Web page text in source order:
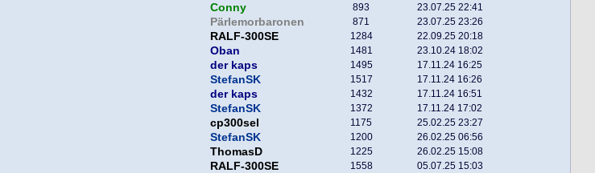
Conny 893 23.07.25 22:41
Pärlemorbaronen 871 23.07.25 23:26
RALF-300SE 1284 22.09.25 20:18
Oban 1481 23.10.24 18:02
der kaps 1495 17.11.24 16:25
StefanSK 1517 17.11.24 16:26
der kaps 1432 17.11.24 16:51
StefanSK 1372 17.11.24 17:02
cp300sel 1175 25.02.25 23:27
StefanSK 1200 26.02.25 06:56
ThomasD 1225 26.02.25 15:08
RALF-300SE 1558 05.07.25 15:03